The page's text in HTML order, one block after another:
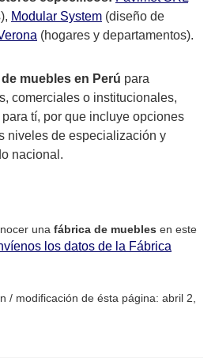
Modular System (diseño de
(hogares y departamentos).
muebles en Perú para
comerciales o institucionales,
tí, por que incluye opciones
niveles de especialización y
nacional.
una fábrica de muebles en este
los datos de la Fábrica
/ modificación de ésta página: abril 2,